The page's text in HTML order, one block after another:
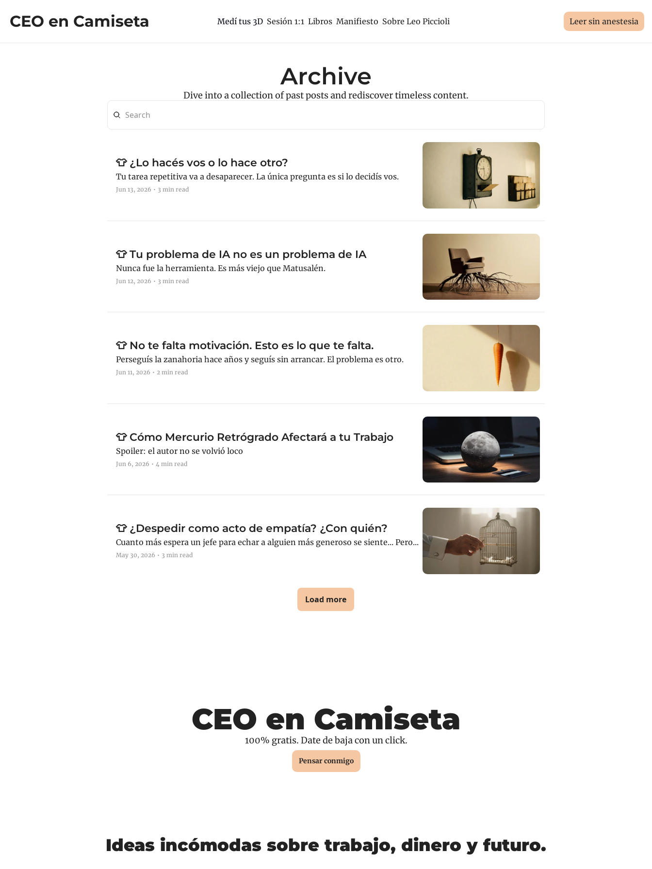
CEO en Camiseta Medí tus 3D Sesión 1:1 Libros Manifiesto Sobre Leo Piccioli Leer sin anestesia
Archive
Dive into a collection of past posts and rediscover timeless content.
👕 ¿Lo hacés vos o lo hace otro?
Tu tarea repetitiva va a desaparecer. La única pregunta es si lo decidís vos.
Jun 13, 2026 • 3 min read
👕 Tu problema de IA no es un problema de IA
Nunca fue la herramienta. Es más viejo que Matusalén.
Jun 12, 2026 • 3 min read
👕 No te falta motivación. Esto es lo que te falta.
Perseguís la zanahoria hace años y seguís sin arrancar. El problema es otro.
Jun 11, 2026 • 2 min read
👕 Cómo Mercurio Retrógrado Afectará a tu Trabajo
Spoiler: el autor no se volvió loco
Jun 6, 2026 • 4 min read
👕 ¿Despedir como acto de empatía? ¿Con quién?
Cuanto más espera un jefe para echar a alguien más generoso se siente... Pero...
May 30, 2026 • 3 min read
Load more
CEO en Camiseta
100% gratis. Date de baja con un click.
Pensar conmigo
Ideas incómodas sobre trabajo, dinero y futuro.